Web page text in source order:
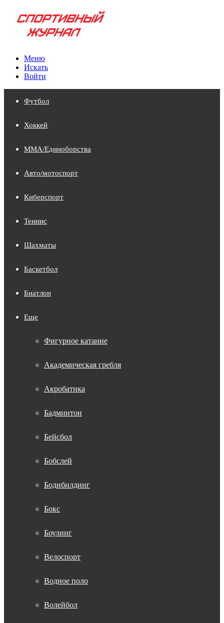
Меню
Искать
Войти
Футбол
Хоккей
MMA/Единоборства
Авто/мотоспорт
Киберспорт
Теннис
Шахматы
Баскетбол
Биатлон
Еще
Фигурное катание
Академическая гребля
Акробатика
Бадминтон
Бейсбол
Бобслей
Бодибилдинг
Бокс
Боулинг
Велоспорт
Водное поло
Волейбол